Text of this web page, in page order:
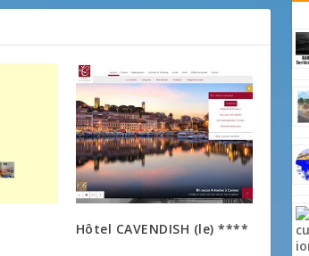
Hôtel CAVENDISH (le) ****